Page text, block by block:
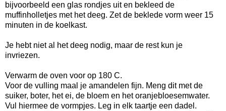
bijvoorbeeld een glas rondjes uit en bekleed de
muffinholletjes met het deeg. Zet de beklede vorm weer 15
minuten in de koelkast.
Je hebt niet al het deeg nodig, maar de rest kun je
invriezen.
Verwarm de oven voor op 180 C.
Voor de vulling maal je amandelen fijn. Meng dit met de
suiker, boter, het ei, de bloem en het oranjebloesemwater.
Vul hiermee de vormpjes. Leg in elk taartje een dadel.